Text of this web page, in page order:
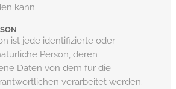
kann.
ist jede identifizierte oder
Person, deren
Daten von dem für die
verarbeitet werden.